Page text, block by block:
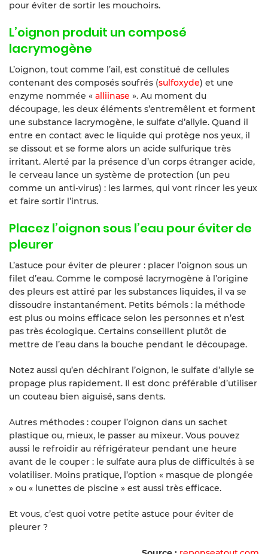
pour éviter de sortir les mouchoirs.
L’oignon produit un composé
lacrymogène
L’oignon, tout comme l’ail, est constitué de cellules
contenant des composés soufrés (sulfoxyde) et une
enzyme nommée « alliinase ». Au moment du
découpage, les deux éléments s’entremêlent et forment
une substance lacrymogène, le sulfate d’allyle. Quand il
entre en contact avec le liquide qui protège nos yeux, il
se dissout et se forme alors un acide sulfurique très
irritant. Alerté par la présence d’un corps étranger acide,
le cerveau lance un système de protection (un peu
comme un anti-virus) : les larmes, qui vont rincer les yeux
et faire sortir l’intrus.
Placez l’oignon sous l’eau pour éviter de
pleurer
L’astuce pour éviter de pleurer : placer l’oignon sous un
filet d’eau. Comme le composé lacrymogène à l’origine
des pleurs est attiré par les substances liquides, il va se
dissoudre instantanément. Petits bémols : la méthode
est plus ou moins efficace selon les personnes et n’est
pas très écologique. Certains conseillent plutôt de
mettre de l’eau dans la bouche pendant le découpage.
Notez aussi qu’en déchirant l’oignon, le sulfate d’allyle se
propage plus rapidement. Il est donc préférable d’utiliser
un couteau bien aiguisé, sans dents.
Autres méthodes : couper l’oignon dans un sachet
plastique ou, mieux, le passer au mixeur. Vous pouvez
aussi le refroidir au réfrigérateur pendant une heure
avant de le couper : le sulfate aura plus de difficultés à se
volatiliser. Moins pratique, l’option « masque de plongée
» ou « lunettes de piscine » est aussi très efficace.
Et vous, c’est quoi votre petite astuce pour éviter de
pleurer ?